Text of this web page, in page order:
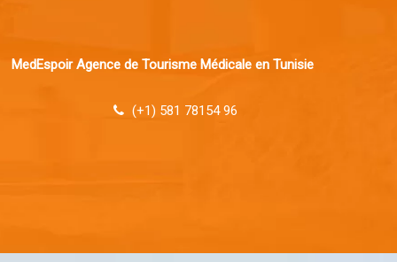
MedEspoir Agence de Tourisme Médicale en Tunisie
(+1) 581 78154 96